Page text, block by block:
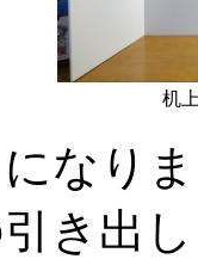
机
なり
き出